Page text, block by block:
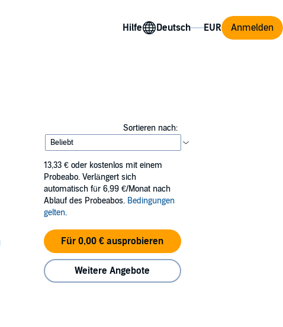
Hilfe Anmelden
Sortieren nach:
13,33 € oder kostenlos mit einem
Probeabo. Verlängert sich
automatisch für 6,99 €/Monat nach
Ablauf des Probeabos. Bedingungen
gelten.
Für 0,00 € ausprobieren
Weitere Angebote